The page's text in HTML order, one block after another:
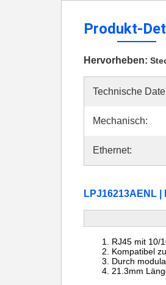
Produkt-
Hervorheben:
Technische
Mechanisch:
Ethernet:
LPJ16213AENL
RJ45 mit 10/
Kompatibel zu
Durch
21.3mm